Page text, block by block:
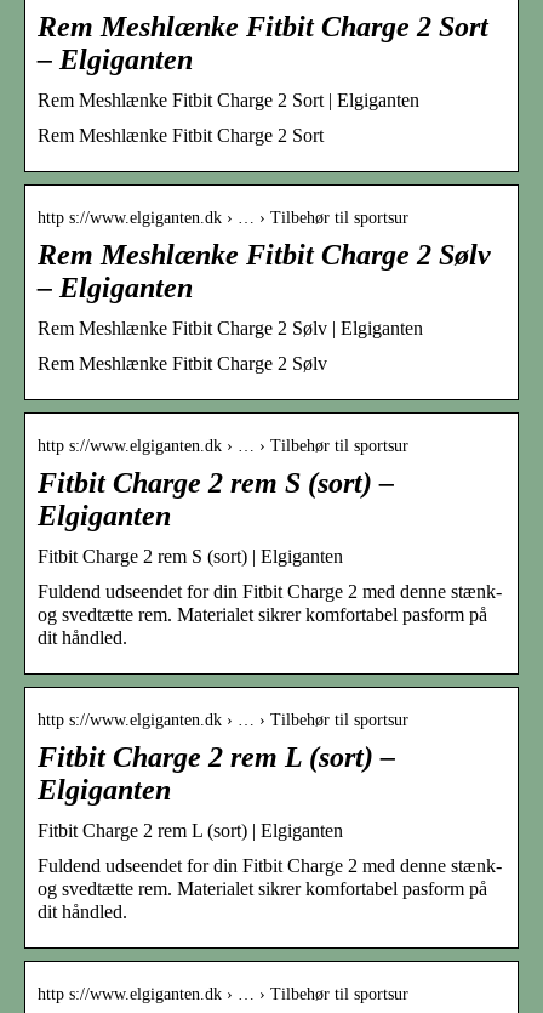
Rem Meshlænke Fitbit Charge 2 Sort
– Elgiganten
Rem Meshlænke Fitbit Charge 2 Sort | Elgiganten
Rem Meshlænke Fitbit Charge 2 Sort
http s://www.elgiganten.dk › … › Tilbehør til sportsur
Rem Meshlænke Fitbit Charge 2 Sølv
– Elgiganten
Rem Meshlænke Fitbit Charge 2 Sølv | Elgiganten
Rem Meshlænke Fitbit Charge 2 Sølv
http s://www.elgiganten.dk › … › Tilbehør til sportsur
Fitbit Charge 2 rem S (sort) –
Elgiganten
Fitbit Charge 2 rem S (sort) | Elgiganten
Fuldend udseendet for din Fitbit Charge 2 med denne stænk-
og svedtætte rem. Materialet sikrer komfortabel pasform på
dit håndled.
http s://www.elgiganten.dk › … › Tilbehør til sportsur
Fitbit Charge 2 rem L (sort) –
Elgiganten
Fitbit Charge 2 rem L (sort) | Elgiganten
Fuldend udseendet for din Fitbit Charge 2 med denne stænk-
og svedtætte rem. Materialet sikrer komfortabel pasform på
dit håndled.
http s://www.elgiganten.dk › … › Tilbehør til sportsur